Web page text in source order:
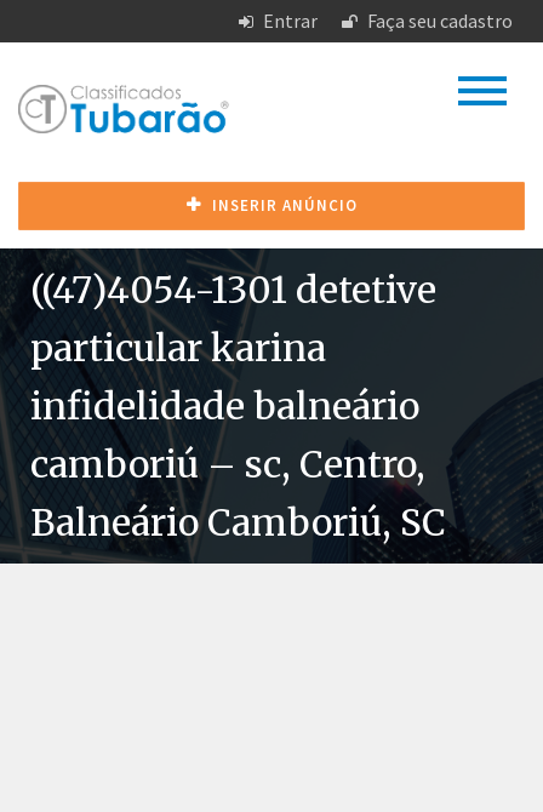
Entrar Faça seu cadastro
INSERIR ANÚNCIO
((47)4054-1301 detetive
particular karina
infidelidade balneário
camboriú – sc, Centro,
Balneário Camboriú, SC